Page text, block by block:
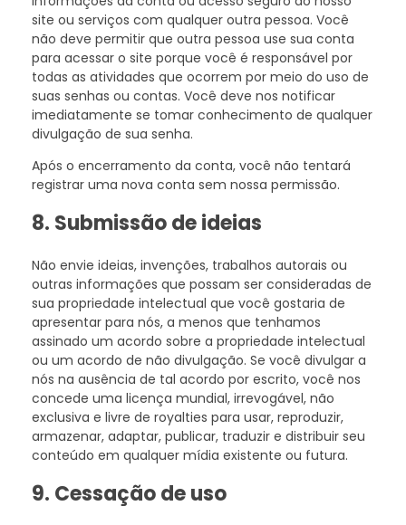
site ou serviços com qualquer outra pessoa. Você
não deve permitir que outra pessoa use sua conta
para acessar o site porque você é responsável por
todas as atividades que ocorrem por meio do uso de
suas senhas ou contas. Você deve nos notificar
imediatamente se tomar conhecimento de qualquer
divulgação de sua senha.
Após o encerramento da conta, você não tentará
registrar uma nova conta sem nossa permissão.
8. Submissão de ideias
Não envie ideias, invenções, trabalhos autorais ou
outras informações que possam ser consideradas de
sua propriedade intelectual que você gostaria de
apresentar para nós, a menos que tenhamos
assinado um acordo sobre a propriedade intelectual
ou um acordo de não divulgação. Se você divulgar a
nós na ausência de tal acordo por escrito, você nos
concede uma licença mundial, irrevogável, não
exclusiva e livre de royalties para usar, reproduzir,
armazenar, adaptar, publicar, traduzir e distribuir seu
conteúdo em qualquer mídia existente ou futura.
9. Cessação de uso